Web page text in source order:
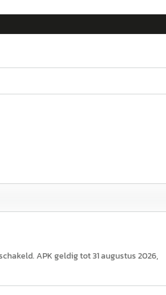
APK geldig tot 31 augustus 2026,